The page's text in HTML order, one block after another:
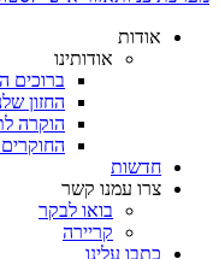
אודות
אודותינו
ברוכים
החזון
הוקרה
חדשות
צרו עמנו קשר
בואו לבקר
קריירה
כתבו עלינו